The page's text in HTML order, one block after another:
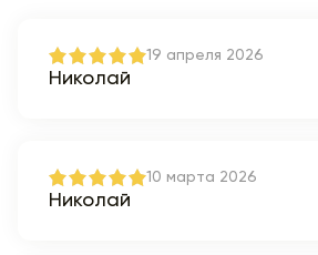
19 апреля 2026
Николай
10 марта 2026
Николай